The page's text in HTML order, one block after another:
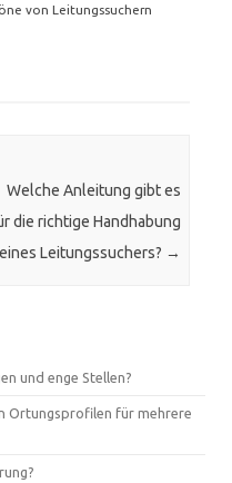
von Leitungssuchern
Welche Anleitung gibt es
die richtige Handhabung
eines Leitungssuchers? →
und enge Stellen?
Ortungsprofilen für mehrere